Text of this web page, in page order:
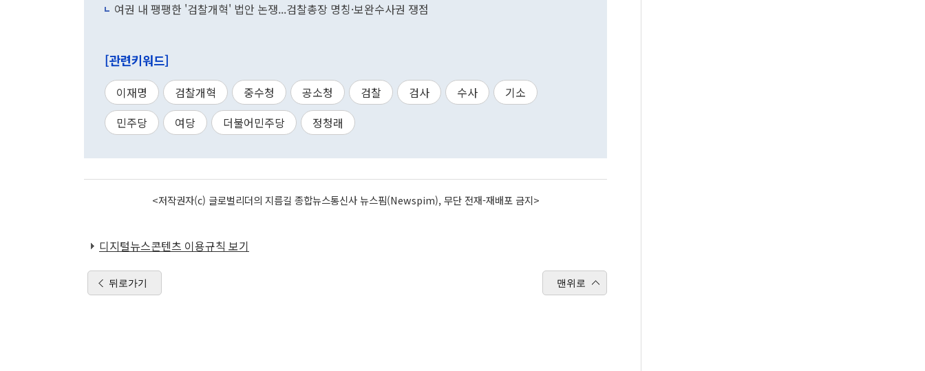
여권 내 팽팽한 '검찰개혁' 법안 논쟁...검찰총장 명칭·보완수사권 쟁점
[관련키워드]
이재명 검찰개혁 중수청 공소청 검찰 검사 수사
기소
민주당
여당 더불어민주당 정청래
<저작권자(c) 글로벌리더의 지름길 종합뉴스통신사 뉴스핌(Newspim), 무단 전재-재배포 금지>
디지털뉴스콘텐츠 이용규칙 보기
뒤로가기 맨위로